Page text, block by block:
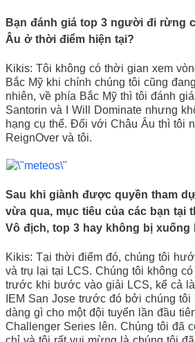
Bạn đánh giá top 3 người đi rừng
Âu ở thời điểm hiện tại?
Kikis: Tôi không có thời gian xem
Bắc Mỹ khi chính chúng tôi cũng
nhiên, về phía Bắc Mỹ thì tôi đánh
Santorin và I Will Dominate nhưng
hạng cụ thể. Đối với Châu Âu thì tôi
ReignOver và tôi.
Sau khi giành được quyền tham
vừa qua, mục tiêu của các bạn tại
Vô địch, top 3 hay không bị xuống
Kikis: Tại thời điểm đó, chúng tôi
và trụ lại tại LCS. Chúng tôi không
trước khi bước vào giải LCS, kể cả
IEM San Jose trước đó bởi chúng
dàng gì cho một đội tuyển lần đầu
Challenger Series lên. Chúng tôi đã